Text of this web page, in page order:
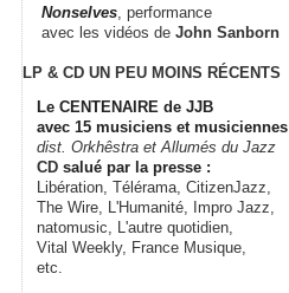
Nonselves , performance
avec les vidéos de John Sanborn
LP & CD UN PEU MOINS RÉCENTS
Le CENTENAIRE de JJB
avec 15 musiciens et musiciennes
dist. Orkhêstra et Allumés du Jazz
CD salué par la presse :
Libération, Télérama, CitizenJazz,
The Wire, L'Humanité, Impro Jazz,
natomusic, L'autre quotidien,
Vital Weekly, France Musique,
etc.